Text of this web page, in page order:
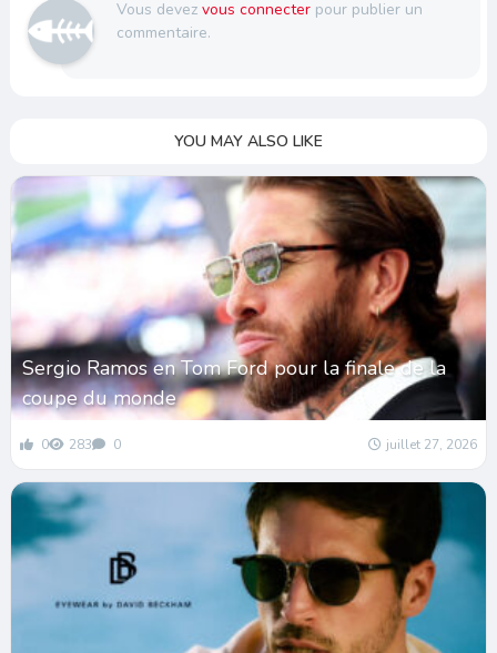
Vous devez vous connecterpour publier un
commentaire.
YOU MAY ALSO LIKE
Sergio Ramos en Tom Ford pour la finale de la
coupe du monde
0 283 0 juillet 27, 2026